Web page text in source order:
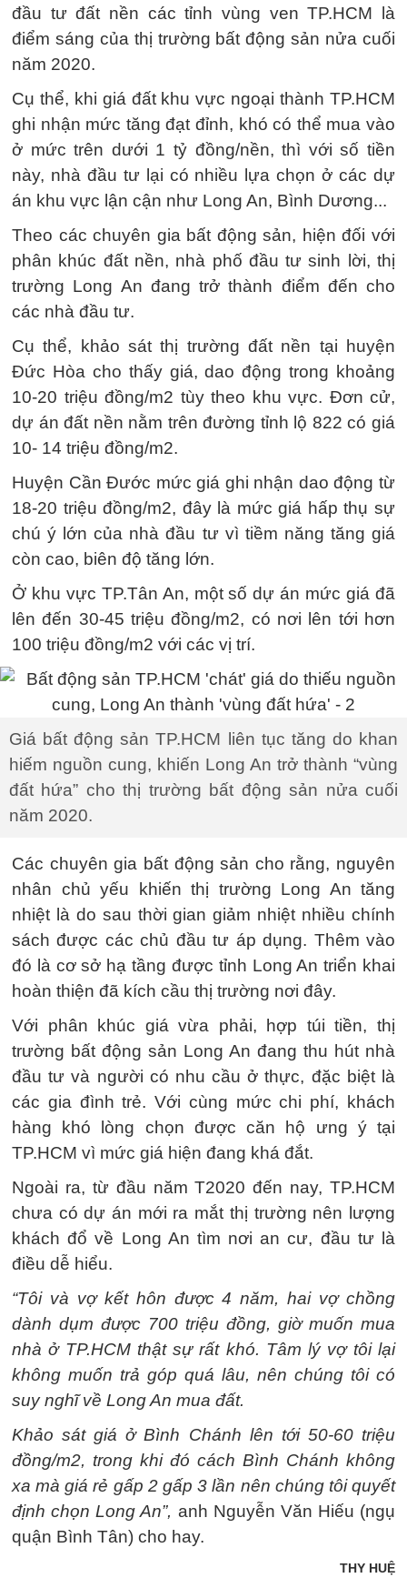
đầu tư đất nền các tỉnh vùng ven TP.HCM là
điểm sáng của thị trường bất động sản nửa cuối
năm 2020.
Cụ thể, khi giá đất khu vực ngoại thành TP.HCM
ghi nhận mức tăng đạt đỉnh, khó có thể mua vào
ở mức trên dưới 1 tỷ đồng/nền, thì với số tiền
này, nhà đầu tư lại có nhiều lựa chọn ở các dự
án khu vực lận cận như Long An, Bình Dương...
Theo các chuyên gia bất động sản, hiện đối với
phân khúc đất nền, nhà phố đầu tư sinh lời, thị
trường Long An đang trở thành điểm đến cho
các nhà đầu tư.
Cụ thể, khảo sát thị trường đất nền tại huyện
Đức Hòa cho thấy giá, dao động trong khoảng
10-20 triệu đồng/m2 tùy theo khu vực. Đơn cử,
dự án đất nền nằm trên đường tỉnh lộ 822 có giá
10- 14 triệu đồng/m2.
Huyện Cần Đước mức giá ghi nhận dao động từ
18-20 triệu đồng/m2, đây là mức giá hấp thụ sự
chú ý lớn của nhà đầu tư vì tiềm năng tăng giá
còn cao, biên độ tăng lớn.
Ở khu vực TP.Tân An, một số dự án mức giá đã
lên đến 30-45 triệu đồng/m2, có nơi lên tới hơn
100 triệu đồng/m2 với các vị trí.
Giá bất động sản TP.HCM liên tục tăng do khan
hiếm nguồn cung, khiến Long An trở thành “vùng
đất hứa” cho thị trường bất động sản nửa cuối
năm 2020.
Các chuyên gia bất động sản cho rằng, nguyên
nhân chủ yếu khiến thị trường Long An tăng
nhiệt là do sau thời gian giảm nhiệt nhiều chính
sách được các chủ đầu tư áp dụng. Thêm vào
đó là cơ sở hạ tầng được tỉnh Long An triển khai
hoàn thiện đã kích cầu thị trường nơi đây.
Với phân khúc giá vừa phải, hợp túi tiền, thị
trường bất động sản Long An đang thu hút nhà
đầu tư và người có nhu cầu ở thực, đặc biệt là
các gia đình trẻ. Với cùng mức chi phí, khách
hàng khó lòng chọn được căn hộ ưng ý tại
TP.HCM vì mức giá hiện đang khá đắt.
Ngoài ra, từ đầu năm T2020 đến nay, TP.HCM
chưa có dự án mới ra mắt thị trường nên lượng
khách đổ về Long An tìm nơi an cư, đầu tư là
điều dễ hiểu.
“Tôi và vợ kết hôn được 4 năm, hai vợ chồng
dành dụm được 700 triệu đồng, giờ muốn mua
nhà ở TP.HCM thật sự rất khó. Tâm lý vợ tôi lại
không muốn trả góp quá lâu, nên chúng tôi có
suy nghĩ về Long An mua đất.
Khảo sát giá ở Bình Chánh lên tới 50-60 triệu
đồng/m2, trong khi đó cách Bình Chánh không
xa mà giá rẻ gấp 2 gấp 3 lần nên chúng tôi quyết
định chọn Long An”, anh Nguyễn Văn Hiếu (ngụ
quận Bình Tân) cho hay.
THY HUỆ